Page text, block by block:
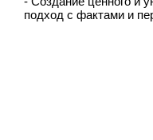
подход с фактами и